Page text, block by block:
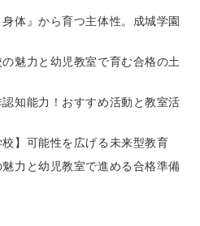
身体』から育つ主体性。成城学園
の魅力と幼児教室で育む合格の土
認知能力！おすすめ活動と教室活
校】可能性を広げる未来型教育
魅力と幼児教室で進める合格準備